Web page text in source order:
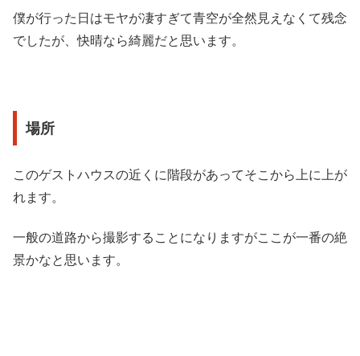
僕が行った日はモヤが凄すぎて青空が全然見えなくて残念
でしたが、快晴なら綺麗だと思います。
場所
このゲストハウスの近くに階段があってそこから上に上が
れます。
一般の道路から撮影することになりますがここが一番の絶
景かなと思います。